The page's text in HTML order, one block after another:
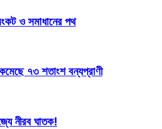
ও সমাধানের পথ
৭৩ শতাংশ বন্যপ্রাণী
নীরব ঘাতক!